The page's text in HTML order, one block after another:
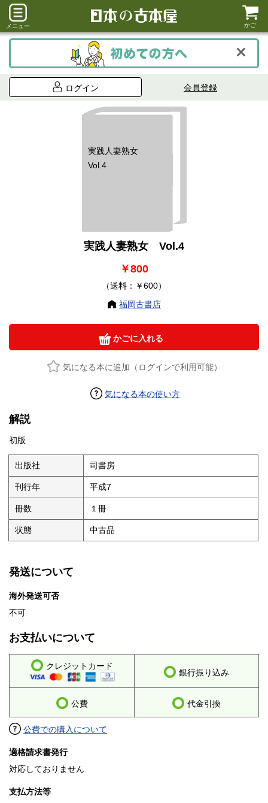
メニュー かご
ログイン 会員登録
実践人妻熟女
Vol.4
実践人妻熟女 Vol.4
￥800
（送料：￥600）
福岡古書店
かごに入れる
気になる本に追加（ログインで利用可能）
気になる本の使い方
解説
初版
出版社 司書房
刊行年 平成7
冊数 １冊
状態 中古品
発送について
海外発送可否
不可
お支払いについて
クレジットカード
銀行振り込み
公費 代金引換
公費での購入について
適格請求書発行
対応しておりません
支払方法等